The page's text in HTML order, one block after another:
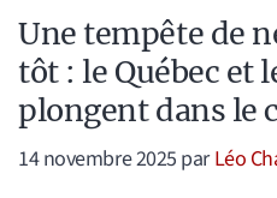
Une tempête de
tôt : le Québec et
plongent dans le
14 novembre 2025 parLéo